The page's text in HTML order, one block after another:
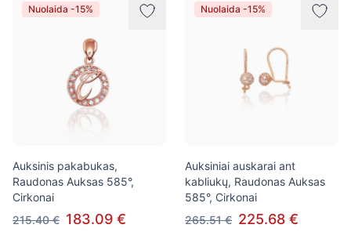
Nuolaida -15%
Auksinis pakabukas,
Raudonas Auksas 585°,
Cirkonai
215.40 € 183.09 €
Nuolaida -15%
Auksiniai auskarai ant
kabliukų, Raudonas Auksas
585°, Cirkonai
265.51 € 225.68 €